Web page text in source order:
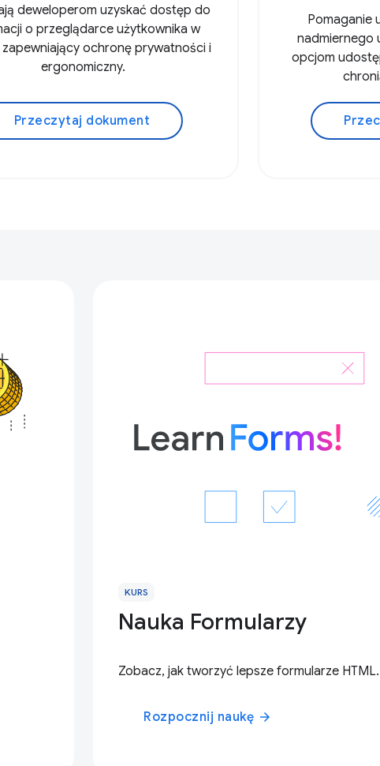
deweloperom uzyskać dostęp do
o przeglądarce użytkownika w
ochronę prywatności i
ergonomiczny.
Przeczytaj dokument
Pomaganie
nadmiernego
opcjom
KURS
Nauka Formularzy
Zobacz, jak tworzyć lepsze formularze HTML.
Rozpocznij naukę arrow_forward